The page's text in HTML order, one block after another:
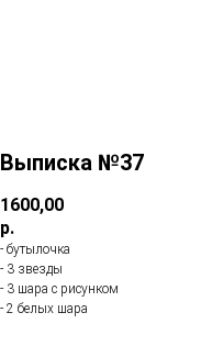
Выписка №37
1600,00
р.
- бутылочка
- 3 звезды
- 3 шара с рисунком
- 2 белых шара